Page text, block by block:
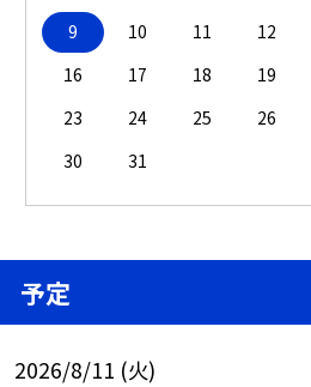
9
10 11 12
16
17 18 19
23
24 25 26
30
31
予定
2026/8/11 (火)